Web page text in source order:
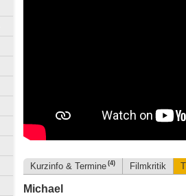
Kurzinfo & Termine (4) Filmkritik
Michael